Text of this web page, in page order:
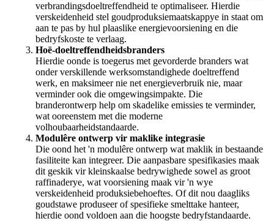
verbrandingsdoeltreffendheid te optimaliseer. Hierdie
verskeidenheid stel goudproduksiemaatskappye in staat om
aan te pas by hul plaaslike energievoorsiening en die
bedryfskoste te verlaag.
Hoë-doeltreffendheidsbranders
Hierdie oonde is toegerus met gevorderde branders wat
onder verskillende werksomstandighede doeltreffend
werk, en maksimeer nie net energieverbruik nie, maar
verminder ook die omgewingsimpakte. Die
branderontwerp help om skadelike emissies te verminder,
wat ooreenstem met die moderne
volhoubaarheidstandaarde.
Modulêre ontwerp vir maklike integrasie
Die oond het 'n modulêre ontwerp wat maklik in bestaande
fasiliteite kan integreer. Die aanpasbare spesifikasies maak
dit geskik vir kleinskaalse bedrywighede sowel as groot
raffinaderye, wat voorsiening maak vir 'n wye
verskeidenheid produksiebehoeftes. Of dit nou daagliks
goudstawe produseer of spesifieke smelttake hanteer,
hierdie oond voldoen aan die hoogste bedryfstandaarde.